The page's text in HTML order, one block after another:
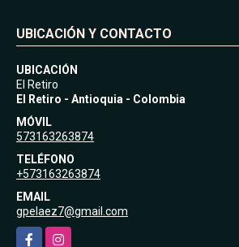
UBICACIÓN Y CONTACTO
UBICACIÓN
El Retiro
El Retiro - Antioquia - Colombia
MÓVIL
573163263874
TELÉFONO
+573163263874
EMAIL
gpelaez7@gmail.com
FacebookInstagram